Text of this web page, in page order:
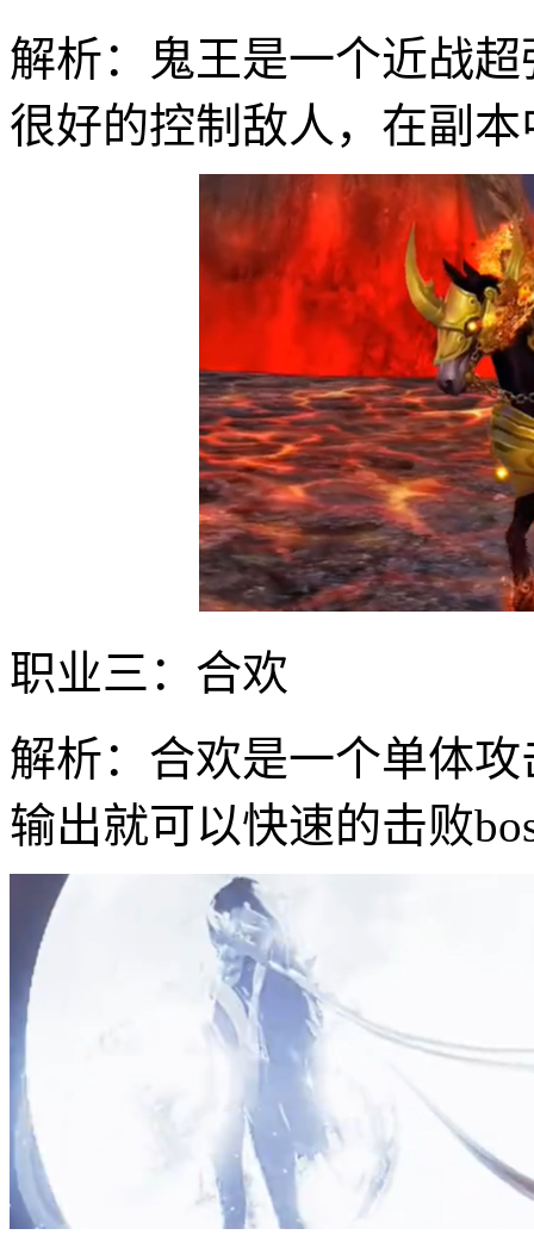
解析：鬼王是一个近战
很好的控制敌人，在副
职业三：合欢
解析：合欢是一个单体
输出就可以快速的击败